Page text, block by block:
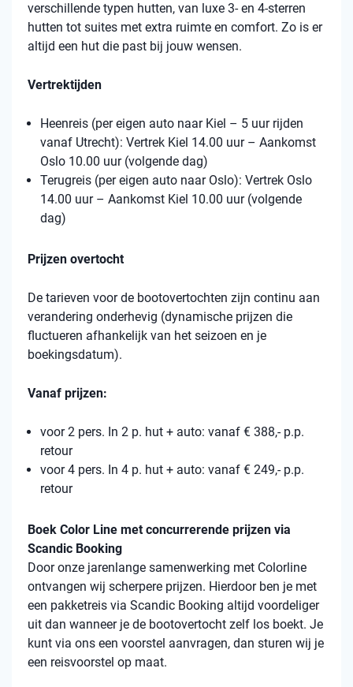
verschillende typen hutten, van luxe 3- en 4-sterren
hutten tot suites met extra ruimte en comfort. Zo is er
altijd een hut die past bij jouw wensen.
Vertrektijden
Heenreis (per eigen auto naar Kiel – 5 uur rijden
vanaf Utrecht): Vertrek Kiel 14.00 uur – Aankomst
Oslo 10.00 uur (volgende dag)
Terugreis (per eigen auto naar Oslo): Vertrek Oslo
14.00 uur – Aankomst Kiel 10.00 uur (volgende
dag)
Prijzen overtocht
De tarieven voor de bootovertochten zijn continu aan
verandering onderhevig (dynamische prijzen die
fluctueren afhankelijk van het seizoen en je
boekingsdatum).
Vanaf prijzen:
voor 2 pers. In 2 p. hut + auto: vanaf € 388,- p.p.
retour
voor 4 pers. In 4 p. hut + auto: vanaf € 249,- p.p.
retour
Boek Color Line met concurrerende prijzen via
Scandic Booking
Door onze jarenlange samenwerking met Colorline
ontvangen wij scherpere prijzen. Hierdoor ben je met
een pakketreis via Scandic Booking altijd voordeliger
uit dan wanneer je de bootovertocht zelf los boekt. Je
kunt via ons een voorstel aanvragen, dan sturen wij je
een reisvoorstel op maat.